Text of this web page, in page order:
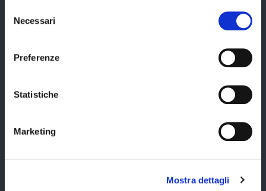
delNecessari
Preferenze
Statistiche
Marketing
Mostra dettagli
Archivio e Biblioteca
Ufficio Associato del Contenzioso tributario e della consulenza fiscale
Servizi agli Enti pubblici del territorio
Cerca persone